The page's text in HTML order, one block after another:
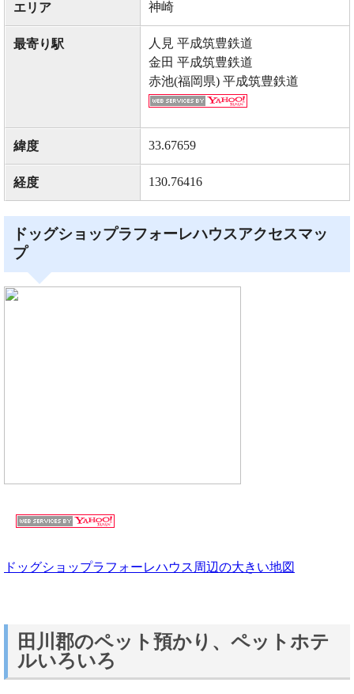
エリア 神崎
最寄り駅
人見 平成筑豊鉄道
金田 平成筑豊鉄道
赤池(福岡県) 平成筑豊鉄道
緯度 33.67659
経度 130.76416
ドッグショップラフォーレハウスアクセスマッ
プ
ドッグショップラフォーレハウス周辺の大きい地図
田川郡のペット預かり、ペットホテ
ルいろいろ